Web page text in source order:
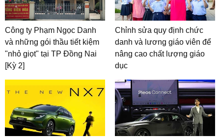
Công ty Phạm Ngọc Danh
và những gói thầu tiết kiệm
"nhỏ giọt" tại TP Đồng Nai
[Kỳ 2]
Chỉnh sửa quy định chức
danh và lương giáo viên để
nâng cao chất lượng giáo
dục